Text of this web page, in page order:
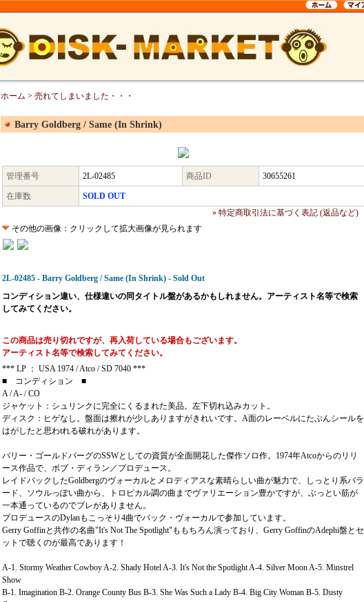
ホーム > 売れてしまいました・・・
Barry Goldberg / Same (In Shrink)
管理番号 2L-02485 商品ID 30655261
在庫数
SOLD OUT
» 特定商取引法に基づく表記 (返品など)
その他の画像：クリックして拡大画像が見られます
2L-02485 - Barry Goldberg / Same (In Shrink) - Sold Out
コンディション違い、仕様違いの同タイトル盤があるかもしれません。アーティスト名等で検索
してみてください。
この商品は売り切れですが、再入荷している場合もございます。
アーティスト名等で検索してみてください。
*** LP ： USA 1974 / Atco / SD 7040 ***
■ コンディション ■
A / A- / CO
ジャケット：シュリンクに完全にくるまれた美品。左下切れ込みカット。
ディスク：ヒゲなし。盤面は擦れが少しありますがきれいです。A面のレーベルにたぶんシールを
はがしたと思わtれる破れがあります。
バリー・ゴールドバーグのSSWとしての資質が全面開花した傑作ソロ作。1974年Atcoからのリリ
ース作品で、ボブ・ディラン／プロデュース。
レイドバックしたGoldbergのヴォーカルとメロディアスな素晴らしい曲が魅力で、しっとり系バラ
ード、ソウルっぽい曲から、トロピカル調の曲までヴァリエーション豊かですが、ぶっとい筋が
一本通っているのでブレがありません。
プロデュースのDylanもこっそり4曲でバック・ヴォーカルで参加しています。
Gerry Goffinと共作の名曲"It's Not The Spotlight"ももちろん演っており、Gerry GoffinのAdephi盤とセ
ットで聴くのが最高であります！
A-1. Stormy Weather Cowboy A-2. Shady Hotel A-3. It's Not the Spotlight A-4. Silver Moon A-5. Minstrel
Show
B-1. Imagination B-2. Orange County Bus B-3. She Was Such a Lady B-4. Big City Woman B-5. Dusty